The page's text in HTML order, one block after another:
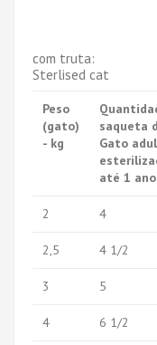
com truta:
Sterlised cat
Peso
(gato)
- kg
saqueta
Gato
até 1 ano
2 4
2,5 4 1/2
3 5
4 6 1/2